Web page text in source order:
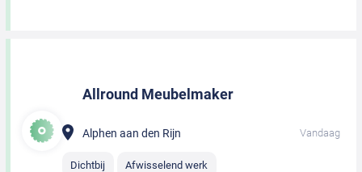
Allround Meubelmaker
Alphen aan den Rijn Vandaag
Dichtbij Afwisselend werk